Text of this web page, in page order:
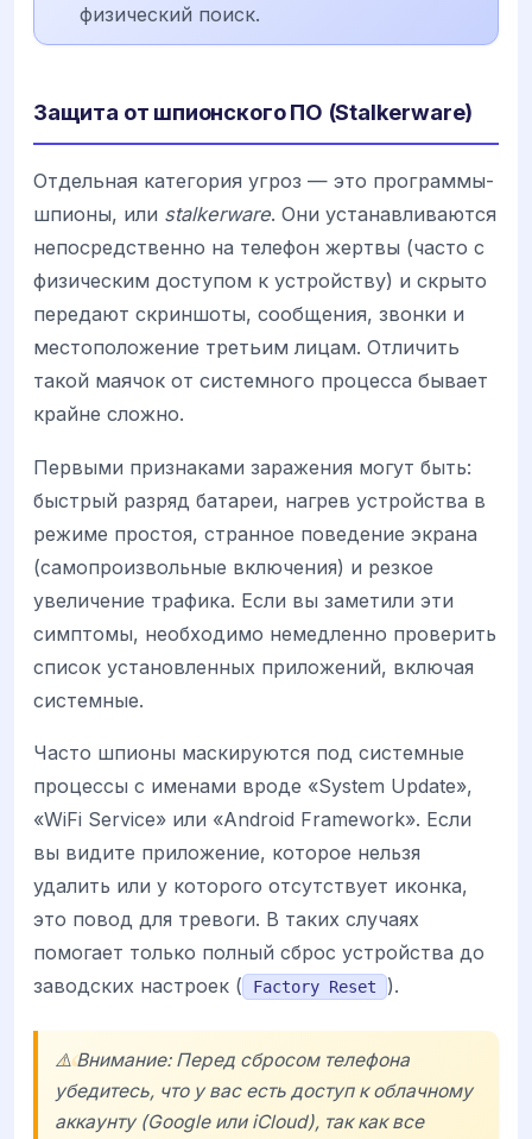
физический поиск.
Защита от шпионского ПО (Stalkerware)
Отдельная категория угроз — это программы-
шпионы, или stalkerware. Они устанавливаются
непосредственно на телефон жертвы (часто с
физическим доступом к устройству) и скрыто
передают скриншоты, сообщения, звонки и
местоположение третьим лицам. Отличить
такой маячок от системного процесса бывает
крайне сложно.
Первыми признаками заражения могут быть:
быстрый разряд батареи, нагрев устройства в
режиме простоя, странное поведение экрана
(самопроизвольные включения) и резкое
увеличение трафика. Если вы заметили эти
симптомы, необходимо немедленно проверить
список установленных приложений, включая
системные.
Часто шпионы маскируются под системные
процессы с именами вроде «System Update»,
«WiFi Service» или «Android Framework». Если
вы видите приложение, которое нельзя
удалить или у которого отсутствует иконка,
это повод для тревоги. В таких случаях
помогает только полный сброс устройства до
заводских настроек (
Factory Reset ).
⚠️ Внимание: Перед сбросом телефона
убедитесь, что у вас есть доступ к облачному
аккаунту (Google или iCloud), так как все